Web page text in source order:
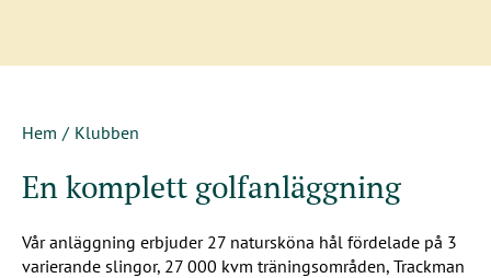
Hem Klubben
En komplett golfanläggning
Vår anläggning erbjuder 27 natursköna hål fördelade på 3
varierande slingor, 27 000 kvm träningsområden, Trackman